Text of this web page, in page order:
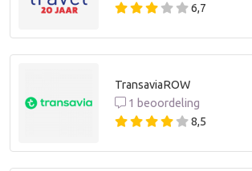
6,7
TransaviaROW
1 beoordeling
8,5